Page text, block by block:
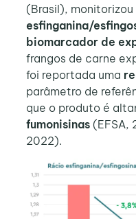
(Brasil), monitorizou
esfinganina/
biomarcador de
frangos de carne
foi reportada uma
parâmetro de
que o produto é
fumonisinas(EFSA,
2022).